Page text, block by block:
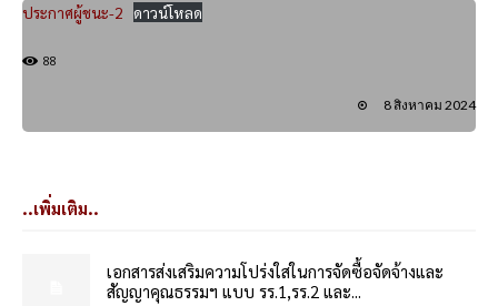
ประกาศผู้ชนะ-2 ดาวน์โหลด
88
8 สิงหาคม 2024
..เพิ่มเติม..
เอกสารส่งเสริมความโปร่งใสในการจัดซื้อจัดจ้างและ
สัญญาคุณธรรมฯ แบบ รร.1,รร.2 และ...